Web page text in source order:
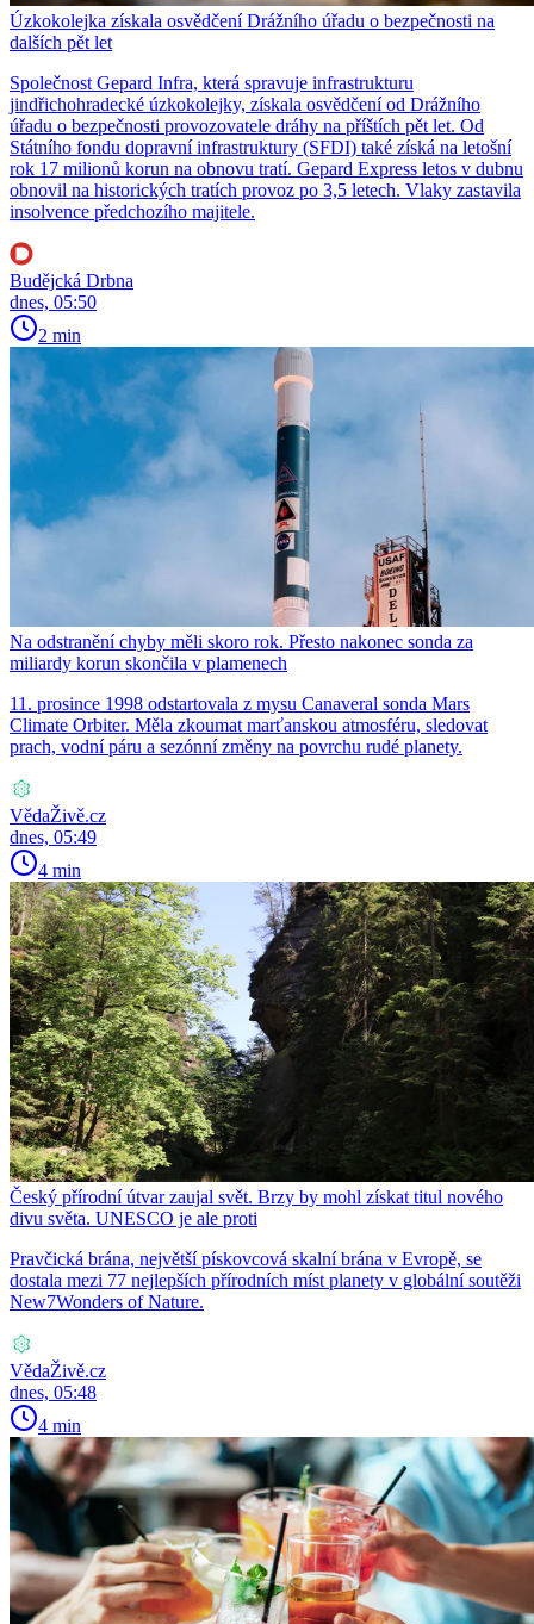
Úzkokolejka získala osvědčení Drážního úřadu o bezpečnosti na
dalších pět let
Společnost Gepard Infra, která spravuje infrastrukturu
jindřichohradecké úzkokolejky, získala osvědčení od Drážního
úřadu o bezpečnosti provozovatele dráhy na příštích pět let. Od
Státního fondu dopravní infrastruktury (SFDI) také získá na letošní
rok 17 milionů korun na obnovu tratí. Gepard Express letos v dubnu
obnovil na historických tratích provoz po 3,5 letech. Vlaky zastavila
insolvence předchozího majitele.
Budějcká Drbna
dnes, 05:50
2 min
Na odstranění chyby měli skoro rok. Přesto nakonec sonda za
miliardy korun skončila v plamenech
11. prosince 1998 odstartovala z mysu Canaveral sonda Mars
Climate Orbiter. Měla zkoumat marťanskou atmosféru, sledovat
prach, vodní páru a sezónní změny na povrchu rudé planety.
VědaŽivě.cz
dnes, 05:49
4 min
Český přírodní útvar zaujal svět. Brzy by mohl získat titul nového
divu světa. UNESCO je ale proti
Pravčická brána, největší pískovcová skalní brána v Evropě, se
dostala mezi 77 nejlepších přírodních míst planety v globální soutěži
New7Wonders of Nature.
VědaŽivě.cz
dnes, 05:48
4 min